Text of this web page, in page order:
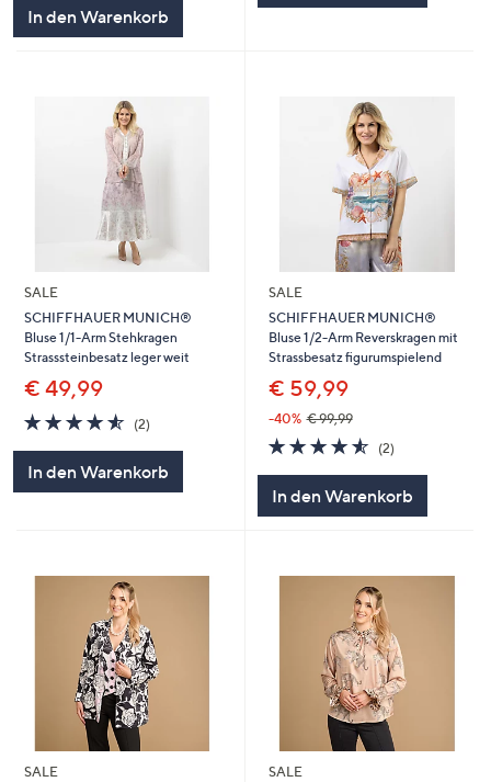
In den Warenkorb
SALE
SCHIFFHAUER MUNICH®
Bluse 1/1-Arm Stehkragen
Strasssteinbesatz leger weit
€ 49,99
4.5
von
5
(2)
In den Warenkorb
SALE
SCHIFFHAUER MUNICH®
Bluse 1/2-Arm Reverskragen mit
Strassbesatz figurumspielend
€ 59,99
-40% € 99,99
4.5
von
(2)2
In den Warenkorb
SALE
SALE